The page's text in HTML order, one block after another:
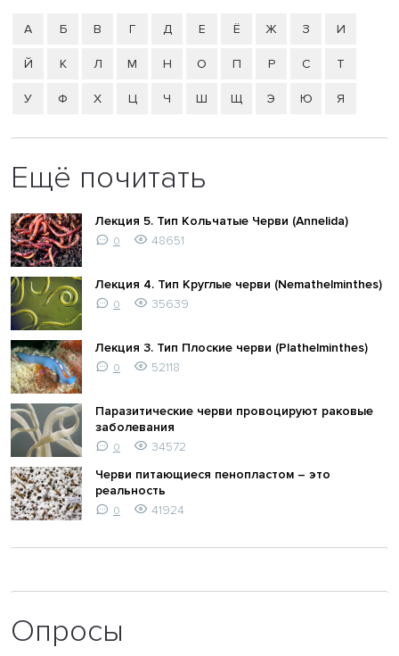
А Б В Г Д Е Ё Ж З И
Й К Л М Н О П Р С Т
У Ф Х Ц Ч Ш Щ Э Ю Я
Ещё почитать
Лекция 5. Тип Кольчатые Черви (Annelida)
0 48651
Лекция 4. Тип Круглые черви (Nemathelminthes)
0 35639
Лекция 3. Тип Плоские черви (Plathelminthes)
0 52118
Паразитические черви провоцируют раковые
заболевания
0
34572
Черви питающиеся пенопластом – это
реальность
0 41924
Опросы